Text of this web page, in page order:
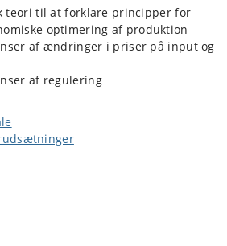
teori til at forklare principper for
optimering af produktion
af ændringer i priser på input og
af regulering